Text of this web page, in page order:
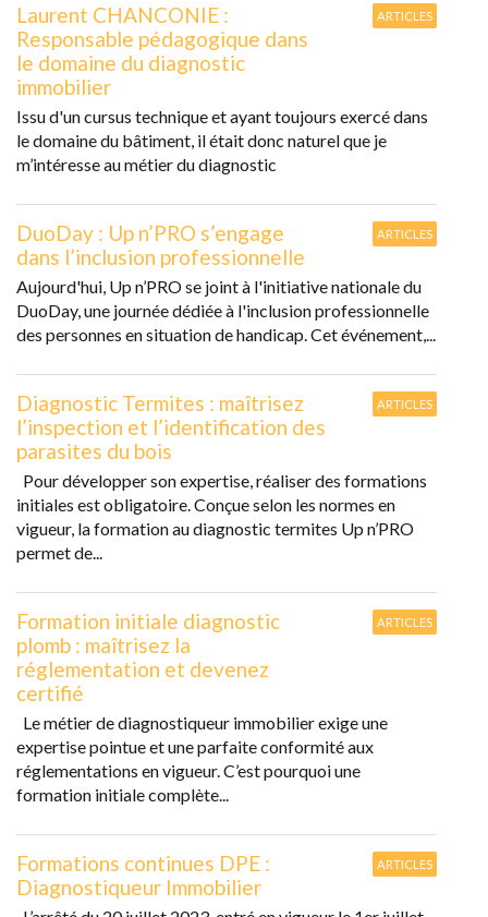
ARTICLES
Laurent CHANCONIE :
Responsable pédagogique dans
le domaine du diagnostic
immobilier
Issu d'un cursus technique et ayant toujours exercé dans
le domaine du bâtiment, il était donc naturel que je
m’intéresse au métier du diagnostic
ARTICLES
DuoDay : Up n’PRO s’engage
dans l’inclusion professionnelle
Aujourd'hui, Up n’PRO se joint à l'initiative nationale du
DuoDay, une journée dédiée à l'inclusion professionnelle
des personnes en situation de handicap. Cet événement,...
ARTICLES
Diagnostic Termites : maîtrisez
l’inspection et l’identification des
parasites du bois
Pour développer son expertise, réaliser des formations
initiales est obligatoire. Conçue selon les normes en
vigueur, la formation au diagnostic termites Up n’PRO
permet de...
ARTICLES
Formation initiale diagnostic
plomb : maîtrisez la
réglementation et devenez
certifié
Le métier de diagnostiqueur immobilier exige une
expertise pointue et une parfaite conformité aux
réglementations en vigueur. C’est pourquoi une
formation initiale complète...
ARTICLES
Formations continues DPE :
Diagnostiqueur Immobilier